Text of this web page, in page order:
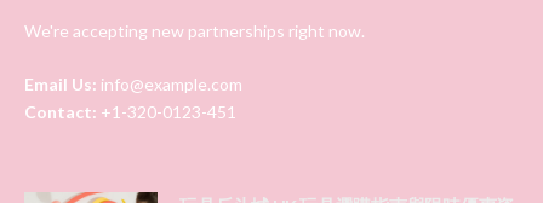
We're accepting new partnerships right now.
Email Us: info@example.com
Contact: +1-320-0123-451